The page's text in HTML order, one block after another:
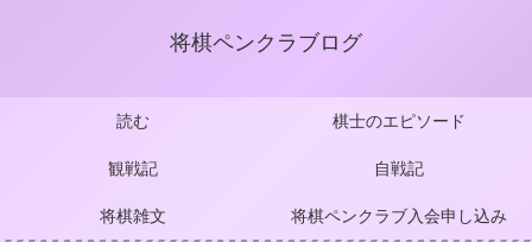
将棋ペンクラブログ
読む 棋士のエピソード
観戦記 自戦記
将棋雑文 将棋ペンクラブ入会申し込み